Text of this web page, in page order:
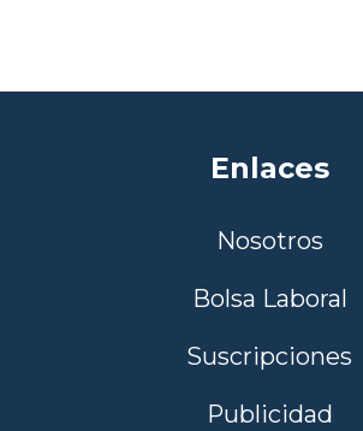
Enlaces
Nosotros
Bolsa Laboral
Suscripciones
Publicidad